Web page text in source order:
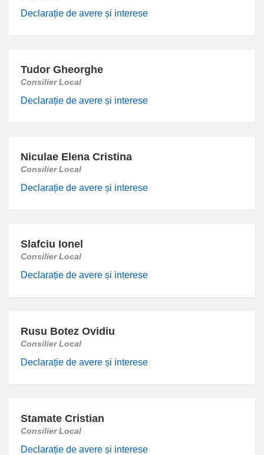
Declarație de avere și interese
Tudor Gheorghe
Consilier Local
Declarație de avere și interese
Niculae Elena Cristina
Consilier Local
Declarație de avere și interese
Slafciu Ionel
Consilier Local
Declarație de avere și interese
Rusu Botez Ovidiu
Consilier Local
Declarație de avere și interese
Stamate Cristian
Consilier Local
Declarație de avere și interese